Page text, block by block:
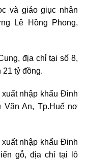
và giáo giục nhân
Lê Hồng Phong,
địa chỉ tại số 8,
tỷ đồng.
nhập khẩu Đinh
An, Tp.Huế nợ
nhập khẩu Đinh
gỗ, địa chỉ tại lô